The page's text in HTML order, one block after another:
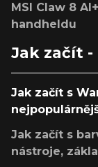
MSI Claw 8
handheldu
Jak začít -
Jak začít s
Jak začít s
nástroje,